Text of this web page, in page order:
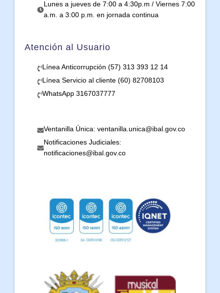
Lunes a jueves de 7:00 a 4:30p.m / Viernes 7:00
a.m. a 3:00 p.m. en jornada continua
Atención al Usuario
Línea Anticorrupción (57) 313 393 12 14
Línea Servicio al cliente (60) 82708103
WhatsApp 3167037777
Ventanilla Única: ventanilla.unica@ibal.gov.co
Notificaciones Judiciales:
notificaciones@ibal.gov.co